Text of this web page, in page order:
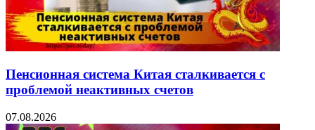
Пенсионная система Китая сталкивается с
проблемой неактивных счетов
07.08.2026